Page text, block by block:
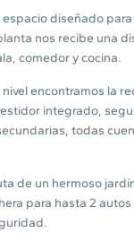
diseñado
nos recibe una
comedor y cocina.
encontramos la
integrado,
todas
de un hermoso
para hasta 2